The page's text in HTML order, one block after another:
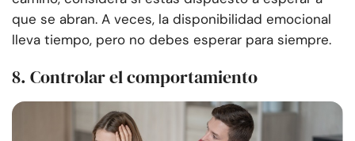
que se abran. A veces, la disponibilidad emocional
lleva tiempo, pero no debes esperar para siempre.
8. Controlar el comportamiento